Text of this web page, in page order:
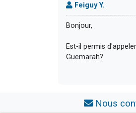
Feiguy Y.
Bonjour,
Est-il permis
Guemarah?
Nous